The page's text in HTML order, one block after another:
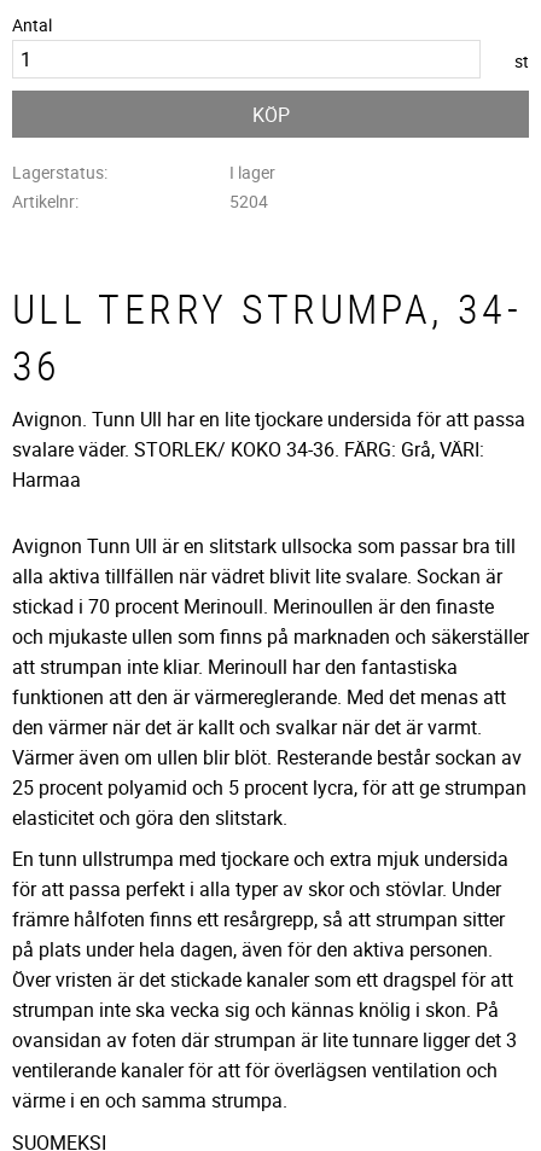
Antal
st
KÖP
Lagerstatus
I lager
Artikelnr
5204
ULL TERRY STRUMPA, 34-
36
Avignon. Tunn Ull har en lite tjockare undersida för att passa
svalare väder. STORLEK/ KOKO 34-36. FÄRG: Grå, VÄRI:
Harmaa
Avignon Tunn Ull är en slitstark ullsocka som passar bra till
alla aktiva tillfällen när vädret blivit lite svalare. Sockan är
stickad i 70 procent Merinoull. Merinoullen är den finaste
och mjukaste ullen som finns på marknaden och säkerställer
att strumpan inte kliar. Merinoull har den fantastiska
funktionen att den är värmereglerande. Med det menas att
den värmer när det är kallt och svalkar när det är varmt.
Värmer även om ullen blir blöt. Resterande består sockan av
25 procent polyamid och 5 procent lycra, för att ge strumpan
elasticitet och göra den slitstark.
En tunn ullstrumpa med tjockare och extra mjuk undersida
för att passa perfekt i alla typer av skor och stövlar. Under
främre hålfoten finns ett resårgrepp, så att strumpan sitter
på plats under hela dagen, även för den aktiva personen.
Över vristen är det stickade kanaler som ett dragspel för att
strumpan inte ska vecka sig och kännas knölig i skon. På
ovansidan av foten där strumpan är lite tunnare ligger det 3
ventilerande kanaler för att för överlägsen ventilation och
värme i en och samma strumpa.
SUOMEKSI